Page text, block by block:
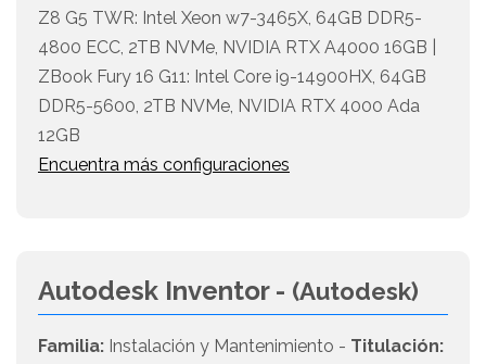
Z8 G5 TWR: Intel Xeon w7-3465X, 64GB DDR5-
4800 ECC, 2TB NVMe, NVIDIA RTX A4000 16GB |
ZBook Fury 16 G11: Intel Core i9-14900HX, 64GB
DDR5-5600, 2TB NVMe, NVIDIA RTX 4000 Ada
12GB
Encuentra más configuraciones
Autodesk Inventor - (Autodesk)
Familia: Instalación y Mantenimiento - Titulación: